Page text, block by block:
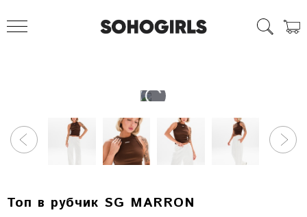
Топ в рубчик SG MARRON